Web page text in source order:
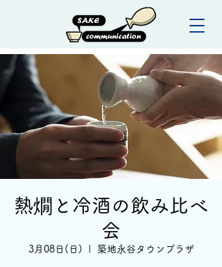
熱燗と冷酒の飲み比べ
会
3月08日(日) 築地永谷タウンプラザ